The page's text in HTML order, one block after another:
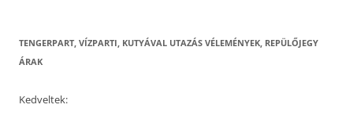
TENGERPART, VÍZPARTI, KUTYÁVAL UTAZÁS VÉLEMÉNYEK, REPÜLŐJEGY
ÁRAK
Kedveltek: